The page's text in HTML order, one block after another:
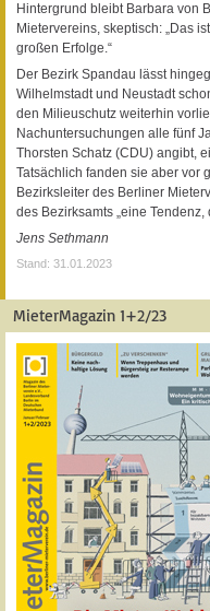
Hintergrund bleibt Barbara von
Mietervereins, skeptisch: „Das
großen Erfolge.“
Der Bezirk Spandau lässt
Wilhelmstadt und Neustadt
den Milieuschutz weiterhin
Nachuntersuchungen alle fünf
Thorsten Schatz (CDU) angibt,
Tatsächlich fanden sie aber vor
Bezirksleiter des Berliner
des Bezirksamts „eine
Jens Sethmann
Stand: 31.01.2023
MieterMagazin 1+2/23